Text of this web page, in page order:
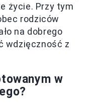
życie. Przy tym
rodziców
na dobrego
wdzięczność z
w